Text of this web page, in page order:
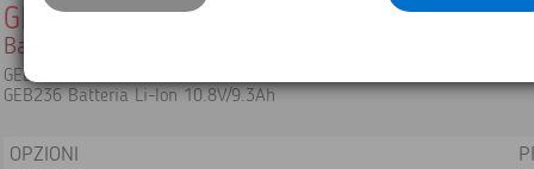
GEB235/GEB236
Batterie Leica per CS35
GEB235 Batteria Li-Ion 10.8V/4.4Ah
GEB236 Batteria Li-Ion 10.8V/9.3Ah
OPZIONI